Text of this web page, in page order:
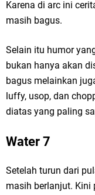
Karena di arc ini
masih bagus.
Selain itu humor
bukan hanya akan
bagus melainkan
luffy, usop, dan
diatas yang paling
Water 7
Setelah turun dari
masih berlanjut. Kini